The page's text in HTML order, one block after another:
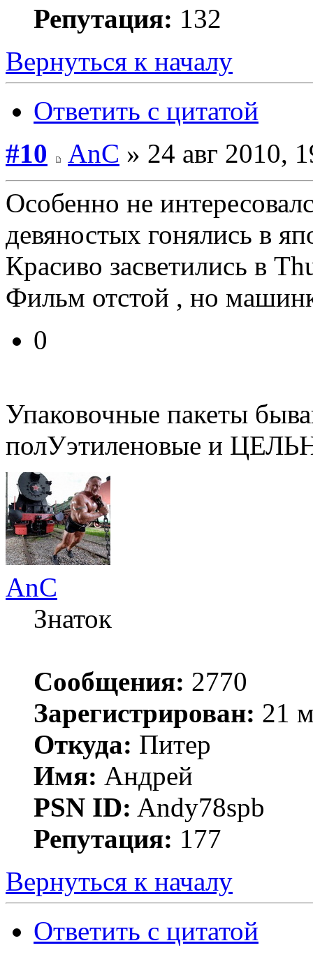
Репутация: 132
Вернуться к началу
Ответить с цитатой
#10
AnC » 24 авг 2010,
Особенно не
девяностых гонялись в
Красиво засветились в
Фильм отстой , но
0
Упаковочные пакеты
полУэтиленовые и
AnC
Знаток
Сообщения: 2770
Зарегистрирован: 21
Откуда: Питер
Имя: Андрей
PSN ID: Andy78spb
Репутация: 177
Вернуться к началу
Ответить с цитатой